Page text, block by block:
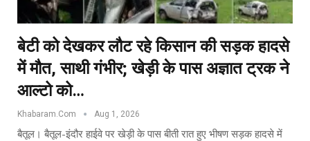
बेटी को देखकर लौट रहे किसान की सड़क हादसे
में मौत, साथी गंभीर; खेड़ी के पास अज्ञात ट्रक ने
आल्टो को…
Khabaram.Com Aug 1, 2026
बैतूल। बैतूल-इंदौर हाईवे पर खेड़ी के पास बीती रात हुए भीषण सड़क हादसे में